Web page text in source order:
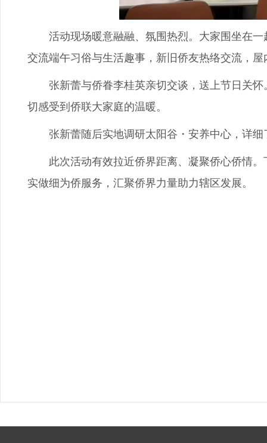
活动现场暖意融融、氛围热烈。大家围坐在一
交流端午习俗与生活趣事，新旧侨友热络交流，
张新蕾与侨眷李桂英亲切交谈，送上节日关怀
切感受到侨联大家庭的温暖。
张新蕾随后实地调研太阳谷・安养中心，详细
此次活动有效拉近侨界距离、凝聚侨心侨情。
实做细为侨服务，汇聚侨界力量助力辖区发展。